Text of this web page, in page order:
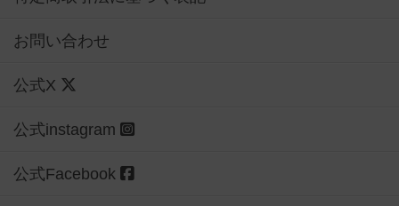
お問い合わせ
公式X
公式instagram
公式Facebook